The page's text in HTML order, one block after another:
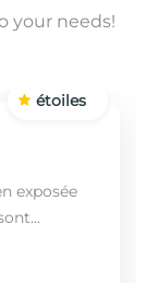
your needs!
exposée
étoiles